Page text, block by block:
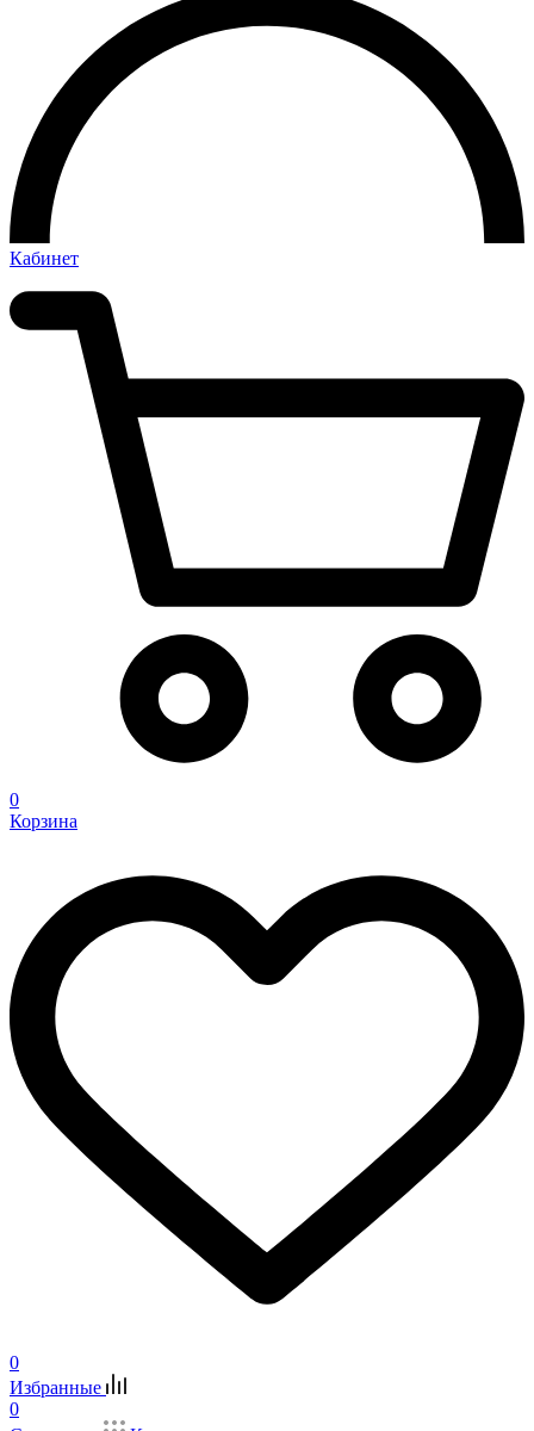
Кабинет
0
Корзина
0
Избранные
0